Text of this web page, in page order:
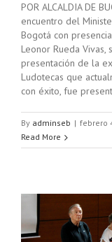
POR ALCALDIA DE
encuentro del
Bogotá con
Leonor Rueda Vivas,
presentación de la
Ludotecas que
con éxito, fue
By adminseb | febrero
Read More